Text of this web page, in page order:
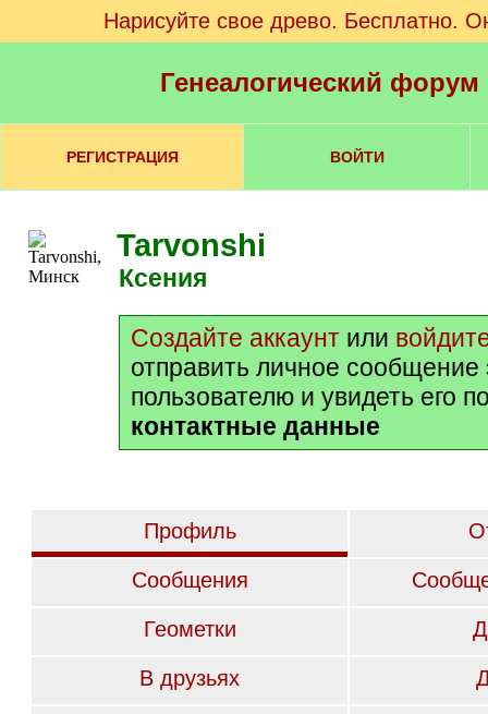
Нарисуйте свое древо. Бесплатно.
Генеалогический
РЕГИСТРАЦИЯ ВОЙТИ
Tarvonshi
Ксения
Создайте аккаунт или
отправить личное сообщение
пользователю и увидеть его
контактные данные
Профиль
Сообщения
Геометки
В друзьях